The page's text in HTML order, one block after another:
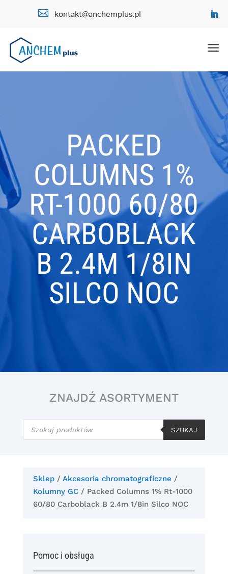
 kontakt@anchemplus.pl
a
PACKED
COLUMNS 1%
RT-1000 60/80
CARBOBLACK
B 2.4M 1/8IN
SILCO NOC
ZNAJDŹ ASORTYMENT
Wyszukiwarka
produktów
SZUKAJ
Sklep/ Akcesoria chromatograficzne /
Kolumny GC/ Packed Columns 1% Rt-1000
60/80 Carboblack B 2.4m 1/8in Silco NOC
Pomoc i obsługa